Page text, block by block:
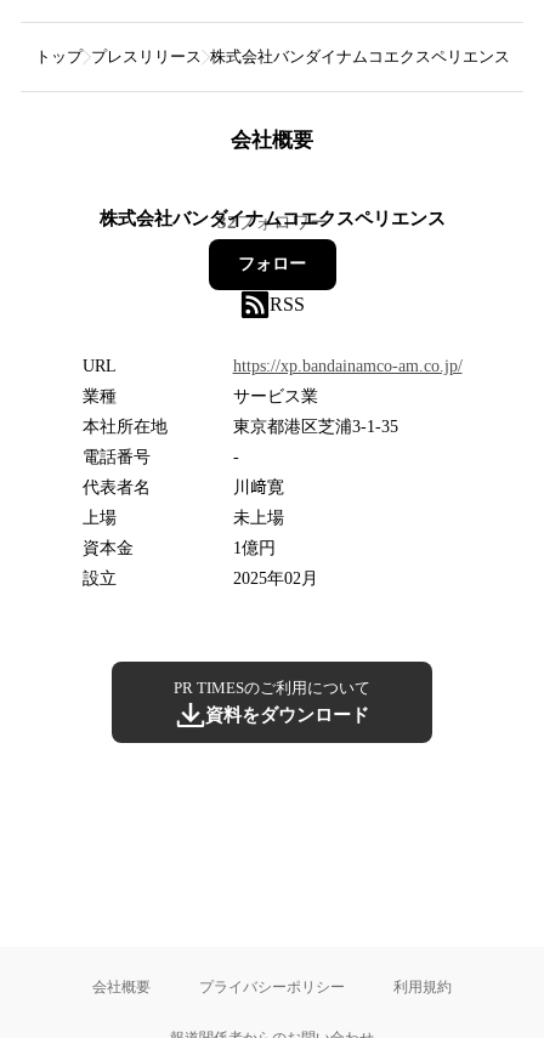
トップ プレスリリース 株式会社バンダイナムコエクスペリエンス
会社概要
株式会社バンダイナムコエクスペリエンス
32フォロワー
フォロー
RSS
URL
https://xp.bandainamco-am.co.jp/
業種
サービス業
本社所在地
東京都港区芝浦3-1-35
電話番号
-
代表者名
川﨑寛
上場
未上場
資本金
1億円
設立
2025年02月
PR TIMESのご利用について
資料をダウンロード
会社概要 プライバシーポリシー 利用規約